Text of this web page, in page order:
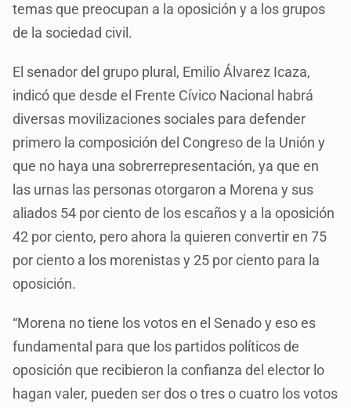
temas que preocupan a la oposición y a los grupos
de la sociedad civil.
El senador del grupo plural, Emilio Álvarez Icaza,
indicó que desde el Frente Cívico Nacional habrá
diversas movilizaciones sociales para defender
primero la composición del Congreso de la Unión y
que no haya una sobrerrepresentación, ya que en
las urnas las personas otorgaron a Morena y sus
aliados 54 por ciento de los escaños y a la oposición
42 por ciento, pero ahora la quieren convertir en 75
por ciento a los morenistas y 25 por ciento para la
oposición.
“Morena no tiene los votos en el Senado y eso es
fundamental para que los partidos políticos de
oposición que recibieron la confianza del elector lo
hagan valer, pueden ser dos o tres o cuatro los votos